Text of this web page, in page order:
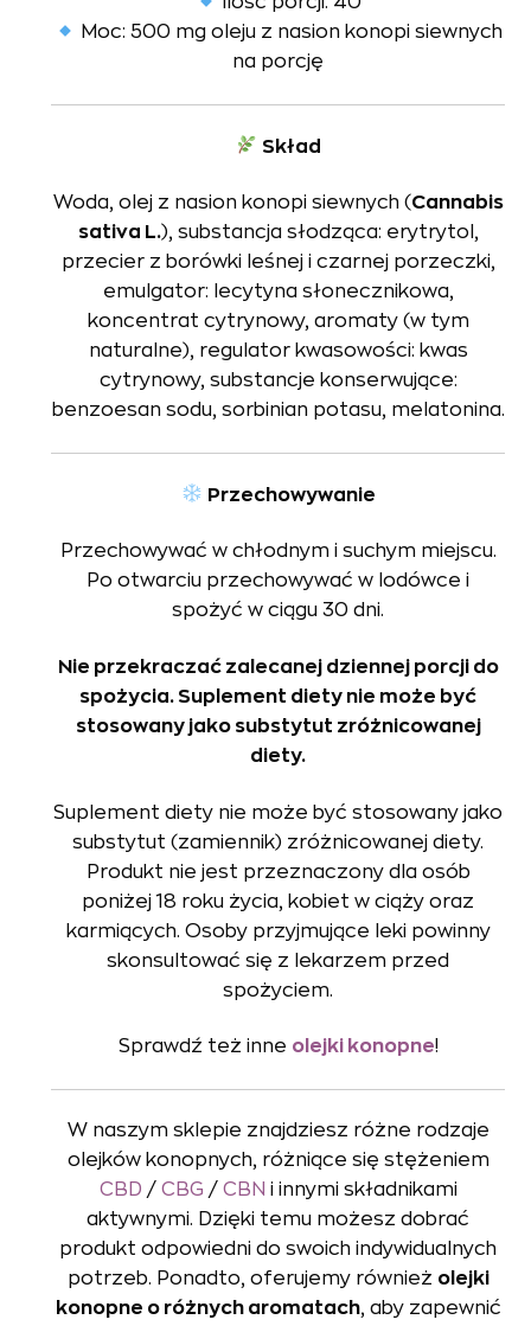
Moc: 500 mg oleju z nasion konopi siewnych
na porcję
Skład
Woda, olej z nasion konopi siewnych (Cannabis
sativa L.), substancja słodząca: erytrytol,
przecier z borówki leśnej i czarnej porzeczki,
emulgator: lecytyna słonecznikowa,
koncentrat cytrynowy, aromaty (w tym
naturalne), regulator kwasowości: kwas
cytrynowy, substancje konserwujące:
benzoesan sodu, sorbinian potasu, melatonina.
Przechowywanie
Przechowywać w chłodnym i suchym miejscu.
Po otwarciu przechowywać w lodówce i
spożyć w ciągu 30 dni.
Nie przekraczać zalecanej dziennej porcji do
spożycia. Suplement diety nie może być
stosowany jako substytut zróżnicowanej
diety.
Suplement diety nie może być stosowany jako
substytut (zamiennik) zróżnicowanej diety.
Produkt nie jest przeznaczony dla osób
poniżej 18 roku życia, kobiet w ciąży oraz
karmiących. Osoby przyjmujące leki powinny
skonsultować się z lekarzem przed
spożyciem.
Sprawdź też inne olejki konopne!
W naszym sklepie znajdziesz różne rodzaje
olejków konopnych, różniące się stężeniem
CBD / CBG / CBN i innymi składnikami
aktywnymi. Dzięki temu możesz dobrać
produkt odpowiedni do swoich indywidualnych
potrzeb. Ponadto, oferujemy również olejki
konopne o różnych aromatach, aby zapewnić